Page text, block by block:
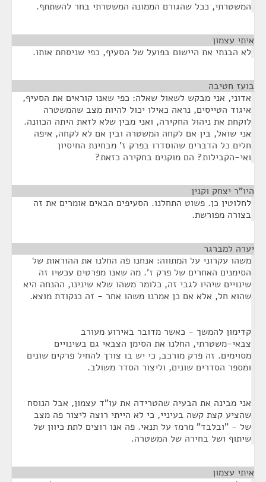
המשטרתי, ככל שהגורם הממונה המשטרתי בחר להשתתף.
איתי עצמון
לא הבנתי את היישום בפועל של הסעיף, כפי שניסחת אותו.
בועז חטיבה
אדוני, אני מבקש לשאול שאלה: כפי שאנו קוראים את הסעיף,
איגוד הטייסים, נראה כאילו יכול להיות מצב שהמשטרה
לוקחת את ניהול החקירה, ואני מבין שלא לזאת היתה הכוונה.
אני שואל, בין אם לקחה המשטרה ובין אם לא לקחה, איפה
חלים כל הדברים שהוסדרו בפרק ז' מבחינת החיסיון
ואי-הקבילות? הם מוקנים בחקירה כזאת?
היו"ר יצחק וקנין
לחלוטין כן. פשוט התחלנו. הסעיפים הבאים אומרים את זה
בצורה מפורשת.
יערה למברגר
משהו עקרוני על המתווה: אנחנו פה החלנו את ההוראות של
הסימנים האחרים של פרק ז'. מה שאנו מפרטים עכשיו זה
שינויים שיהיו לגבי זה, כלומר משהו שלא שינינו, ההנחה היא
שהוא חל, אלא אם כן אמרנו משהו אחר - זה כנקודת מוצא.
קדימון להמשך - כאשר מדובר באירוע מעורב
צבאי-משטרתי, החלנו את הסימן הצבאי גם בשינויים
מסוימים. זה פרק מורכב, כי יש בו צורך להחיל פרקים שונים
ומספר הסדרים שונים, וליצור הסדר משולב.
אני מבינה את הבעיה שהטרידה את עו"ד עצמון, אבל הנוסח
שהציע קצת קשה בעיניי, כי לא הייתי רוצה ליצור פה מצב
של - "ובלבד" מרמז על תנאי. פה אנו רוצים לתת כיוון של
שיתוף ושל בחירה של המשטרה.
איתי עצמון